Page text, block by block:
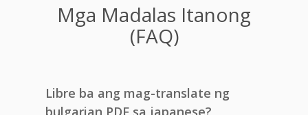
Mga Madalas Itanong
(FAQ)
Libre ba ang mag-translate ng
bulgarian PDF sa japanese?